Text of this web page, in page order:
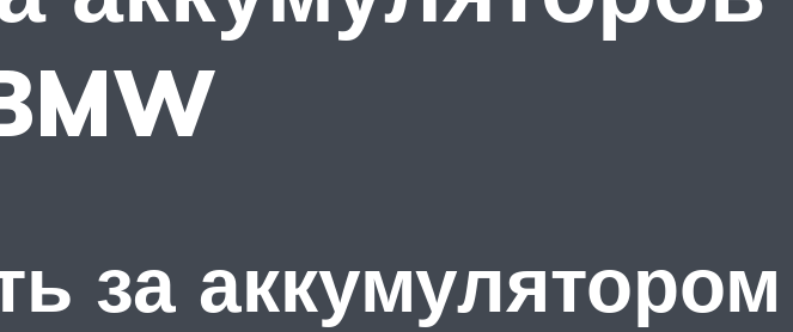
за аккумулятором